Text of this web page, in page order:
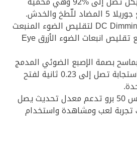
والخدش.
تدعم الشاشة تقنية DC Dimming لتقليص الضوء المنبعث
في الظلام وتدعم وضع تقليص انبعاث الضوء الأزرق Eye
بصمة الإصبع الضوئي المدمج
في الشاشة مع قدرة استجابة تصل إلى 0.23 ثانية لفتح
شاشة هاتف ريلمي اكس 50 برو تدعم معدل تحديث يصل
لك تجربة لعب ومشاهدة واستخدام